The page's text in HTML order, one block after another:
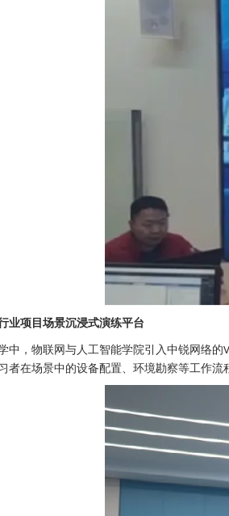
业项目场景沉浸式演练平台
中， 物联网与人工智能学院引入中锐网络的
者在场景中的设备配置、环境勘察等工作